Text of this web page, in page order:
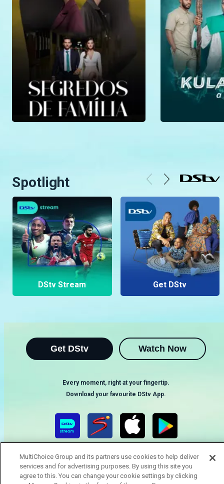
Spotlight
DStv Stream Get DStv
Get DStv Watch Now
Every moment, right at your fingertip.
Download your favourite DStv App.
MultiChoice Group and its partners use cookies to help deliver
services and for advertising purposes. By using this site you
agree to this. You can change your cookie settings by clicking